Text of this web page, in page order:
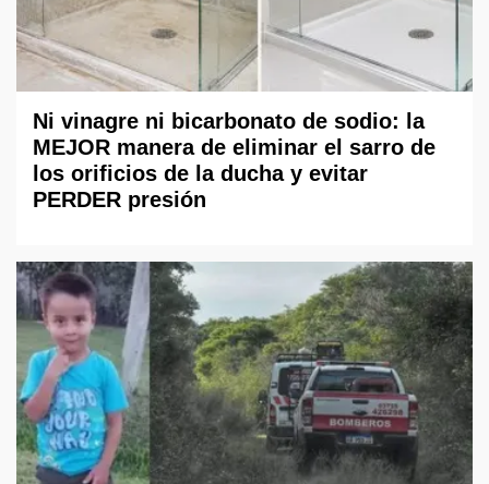
Ni vinagre ni bicarbonato de sodio: la
MEJOR manera de eliminar el sarro de
los orificios de la ducha y evitar
PERDER presión